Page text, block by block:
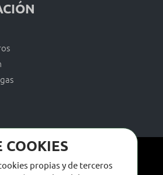
COOKIES
propias y de terceros